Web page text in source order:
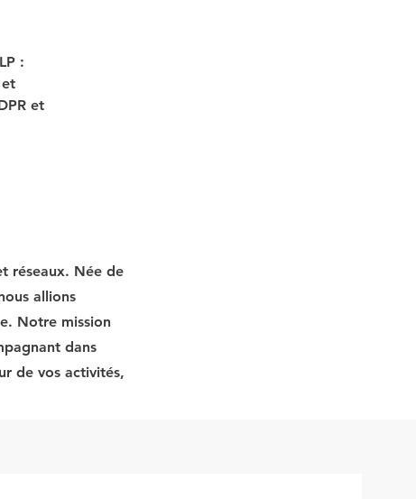
:
et
réseaux. Née de
allions
Notre mission
dans
de vos activités,